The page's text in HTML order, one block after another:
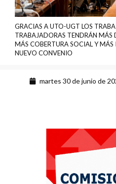
GRACIAS A UTO-UGT LOS
TRABAJADORAS TENDRÁN MÁS
MÁS COBERTURA SOCIAL Y MÁS
NUEVO CONVENIO
martes 30 de junio de